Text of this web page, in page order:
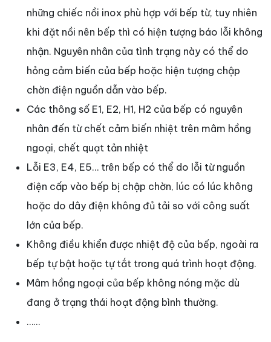
những chiếc nồi inox phù hợp với bếp từ, tuy nhiên
khi đặt nồi nên bếp thì có hiện tượng báo lỗi không
nhận. Nguyên nhân của tình trạng này có thể do
hỏng cảm biến của bếp hoặc hiện tượng chập
chờn điện nguồn dẫn vào bếp.
Các thông số E1, E2, H1, H2 của bếp có nguyên
nhân đến từ chết cảm biến nhiệt trên mâm hồng
ngoại, chết quạt tản nhiệt
Lỗi E3, E4, E5… trên bếp có thể do lỗi từ nguồn
điện cấp vào bếp bị chập chờn, lúc có lúc không
hoặc do dây điện không đủ tải so với công suất
lớn của bếp.
Không điều khiển được nhiệt độ của bếp, ngoài ra
bếp tự bật hoặc tự tắt trong quá trình hoạt động.
Mâm hồng ngoại của bếp không nóng mặc dù
đang ở trạng thái hoạt động bình thường.
……